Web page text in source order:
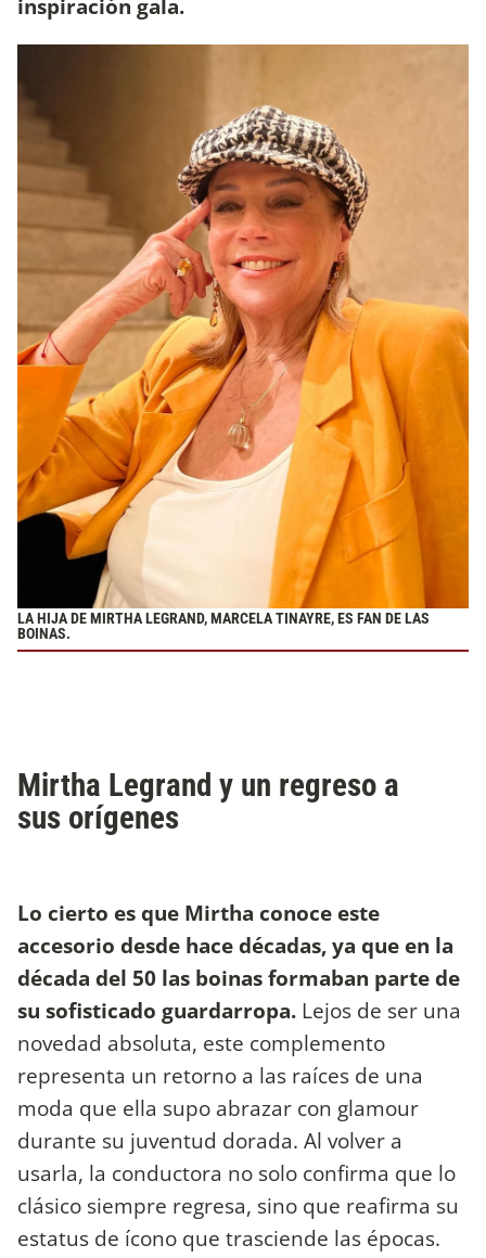
inspiración gala.
LA HIJA DE MIRTHA LEGRAND, MARCELA TINAYRE, ES FAN DE LAS
BOINAS.
Mirtha Legrand y un regreso a
sus orígenes
Lo cierto es que Mirtha conoce este
accesorio desde hace décadas, ya que en la
década del 50 las boinas formaban parte de
su sofisticado guardarropa. Lejos de ser una
novedad absoluta, este complemento
representa un retorno a las raíces de una
moda que ella supo abrazar con glamour
durante su juventud dorada. Al volver a
usarla, la conductora no solo confirma que lo
clásico siempre regresa, sino que reafirma su
estatus de ícono que trasciende las épocas.